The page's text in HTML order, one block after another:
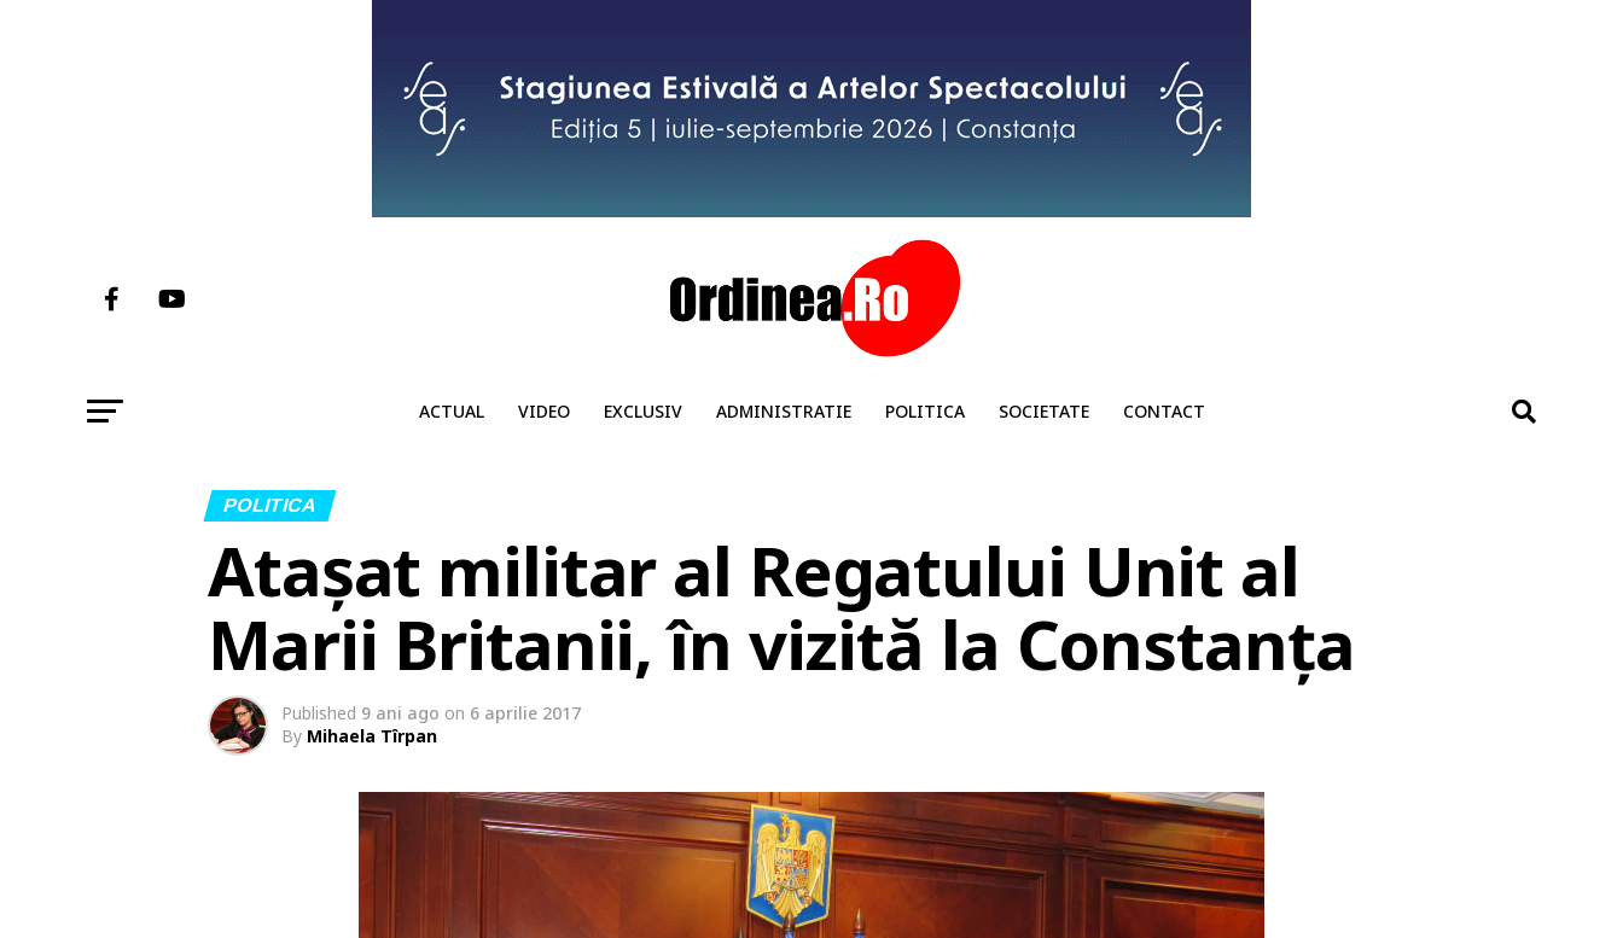
ACTUAL VIDEO EXCLUSIV ADMINISTRATIE POLITICA SOCIETATE CONTACT
POLITICA
Atașat militar al Regatului Unit al
Marii Britanii, în vizită la Constanța
Published 9 ani ago on 6 aprilie 2017
By Mihaela Tîrpan